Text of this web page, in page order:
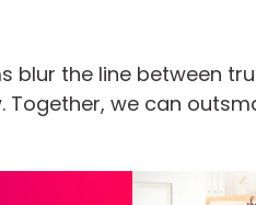
blur the line between
Together, we can